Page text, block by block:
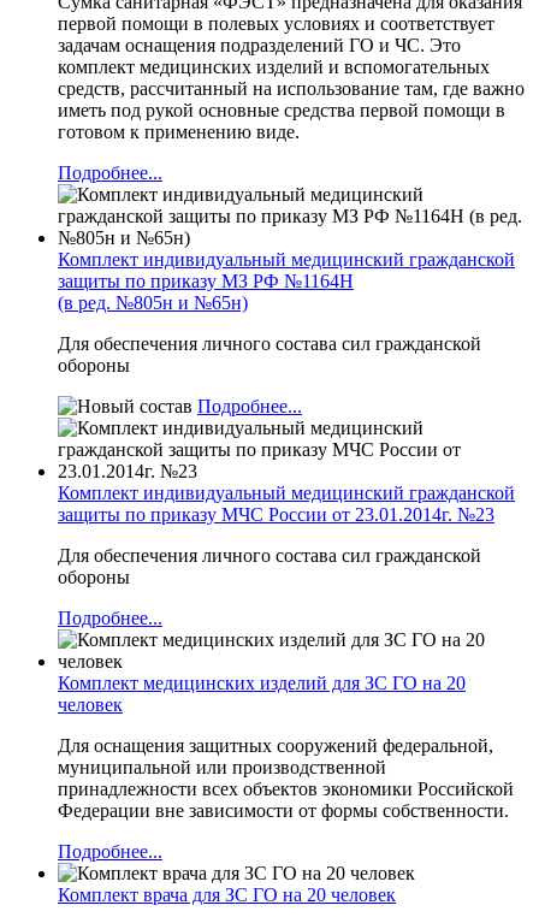
первой помощи в полевых условиях и соответствует
задачам оснащения подразделений ГО и ЧС. Это
комплект медицинских изделий и вспомогательных
средств, рассчитанный на использование там, где важно
иметь под рукой основные средства первой помощи в
готовом к применению виде.
Подробнее...
Комплект индивидуальный медицинский гражданской
защиты по приказу МЗ РФ №1164Н
(в ред. №805н и №65н)
Для обеспечения личного состава сил гражданской
обороны
Подробнее...
Комплект индивидуальный медицинский гражданской
защиты по приказу МЧС России от 23.01.2014г. №23
Для обеспечения личного состава сил гражданской
обороны
Подробнее...
Комплект медицинских изделий для ЗС ГО на 20
человек
Для оснащения защитных сооружений федеральной,
муниципальной или производственной
принадлежности всех объектов экономики Российской
Федерации вне зависимости от формы собственности.
Подробнее...
Комплект врача для ЗС ГО на 20 человек